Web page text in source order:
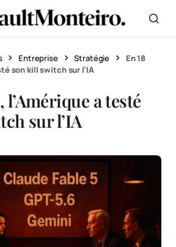
Entreprise Stratégie
En 18
son kill switch sur l’IA
l’Amérique a testé
sur l’IA